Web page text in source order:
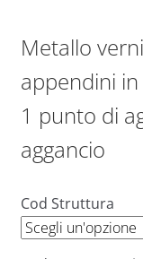
Metallo
appendini
1 punto di
aggancio
Cod Struttura